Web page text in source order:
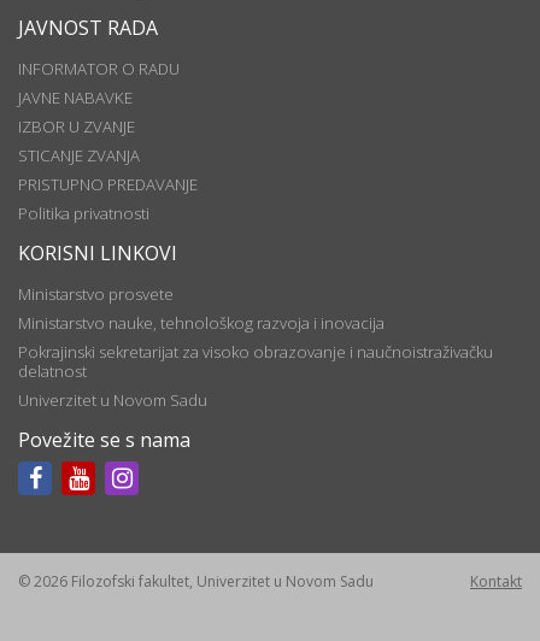
JAVNOST RADA
INFORMATOR O RADU
JAVNE NABAVKE
IZBOR U ZVANJE
STICANJE ZVANJA
PRISTUPNO PREDAVANJE
Politika privatnosti
KORISNI LINKOVI
Ministarstvo prosvete
Ministarstvo nauke, tehnološkog razvoja i inovacija
Pokrajinski sekretarijat za visoko obrazovanje i naučnoistraživačku
delatnost
Univerzitet u Novom Sadu
Povežite se s nama
© 2026 Filozofski fakultet, Univerzitet u Novom Sadu Kontakt